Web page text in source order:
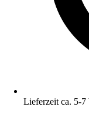
Lieferzeit ca. 5-7